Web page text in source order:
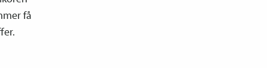
få